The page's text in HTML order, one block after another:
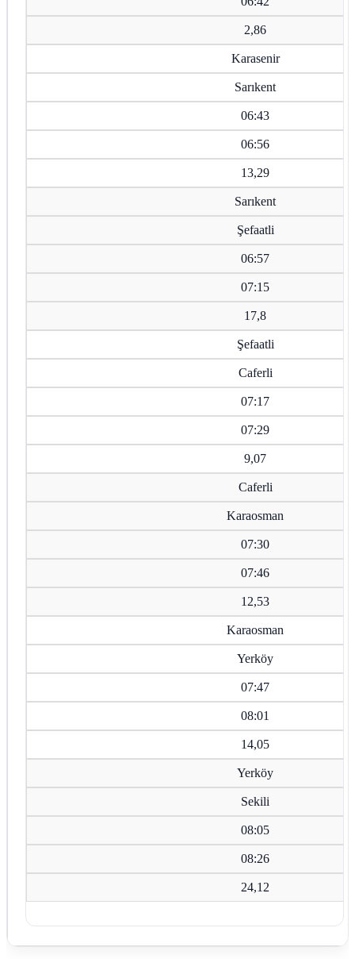
2,86
Karasenir
Sarıkent
06:43
06:56
13,29
Sarıkent
Şefaatli
06:57
07:15
17,8
Şefaatli
Caferli
07:17
07:29
9,07
Caferli
Karaosman
07:30
07:46
12,53
Karaosman
Yerköy
07:47
08:01
14,05
Yerköy
Sekili
08:05
08:26
24,12